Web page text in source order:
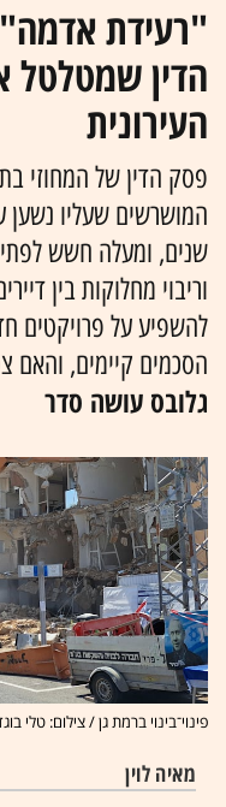
"רעידת
הדין
העירונית
פסק הדין של המחוזי
המושרשים שעליו
שנים, ומעלה חשש
וריבוי מחלוקות בין
להשפיע על פרויקטים
הסכמים קיימים, והאם
גלובס עושה סדר
פינוי־בינוי ברמת גן / צילום: טלי
מאיה לוין